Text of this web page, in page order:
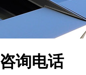
询电话